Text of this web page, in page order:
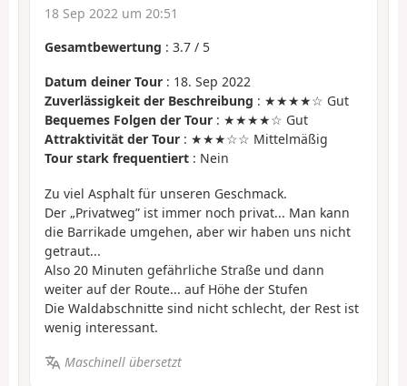
18 Sep 2022 um 20:51
Gesamtbewertung : 3.7 / 5
Datum deiner Tour : 18. Sep 2022
Zuverlässigkeit der Beschreibung : ★★★★☆ Gut
Bequemes Folgen der Tour : ★★★★☆ Gut
Attraktivität der Tour : ★★★☆☆ Mittelmäßig
Tour stark frequentiert : Nein
Zu viel Asphalt für unseren Geschmack.
Der „Privatweg” ist immer noch privat... Man kann
die Barrikade umgehen, aber wir haben uns nicht
getraut...
Also 20 Minuten gefährliche Straße und dann
weiter auf der Route... auf Höhe der Stufen
Die Waldabschnitte sind nicht schlecht, der Rest ist
wenig interessant.
Maschinell übersetzt